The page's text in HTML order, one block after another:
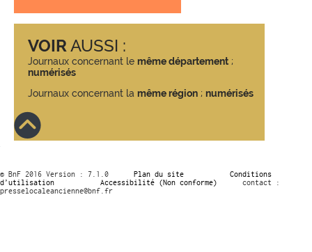
VOIR AUSSI :
Journaux concernant le même département ;
numérisés
Journaux concernant la même région ; numérisés
© BnF 2016 Version : 7.1.0 Plan du site
Conditions
d’utilisation
Accessibilité (Non conforme)
contact :
presselocaleancienne@bnf.fr